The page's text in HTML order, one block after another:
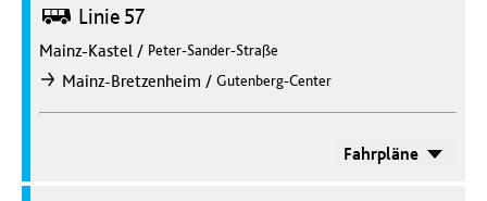
Bus Linie 57
Mainz-Kastel / Peter-Sander-Straße
nachMainz-Bretzenheim / Gutenberg-Center
Fahrpläne